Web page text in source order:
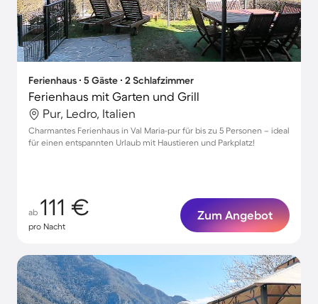
Ferienhaus ∙ 5 Gäste ∙ 2 Schlafzimmer
Ferienhaus mit Garten und Grill
Pur, Ledro, Italien
Charmantes Ferienhaus in Val Maria-pur für bis zu 5 Personen – ideal
für einen entspannten Urlaub mit Haustieren und Parkplatz!
ab 111 €
pro Nacht
Zum Angebot